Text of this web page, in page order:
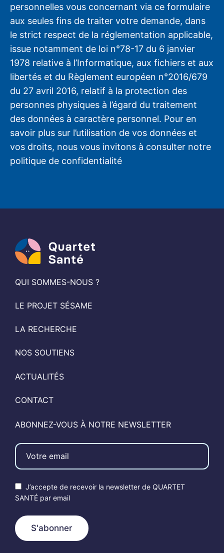
personnelles vous concernant via ce formulaire
aux seules fins de traiter votre demande, dans
le strict respect de la réglementation applicable,
issue notamment de loi n°78-17 du 6 janvier
1978 relative à l’Informatique, aux fichiers et aux
libertés et du Règlement européen n°2016/679
du 27 avril 2016, relatif à la protection des
personnes physiques à l’égard du traitement
des données à caractère personnel. Pour en
savoir plus sur l’utilisation de vos données et
vos droits, nous vous invitons à consulter notre
politique de confidentialité
QUI SOMMES-NOUS ?
LE PROJET SÉSAME
LA RECHERCHE
NOS SOUTIENS
ACTUALITÉS
CONTACT
ABONNEZ-VOUS À NOTRE NEWSLETTER
J’accepte de recevoir la newsletter de QUARTET
SANTÉ par email